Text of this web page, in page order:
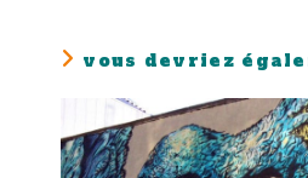
vous devriez